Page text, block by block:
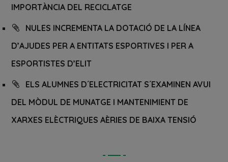
IMPORTÀNCIA DEL RECICLATGE
NULES INCREMENTA LA DOTACIÓ DE LA LÍNEA
D’AJUDES PER A ENTITATS ESPORTIVES I PER A
ESPORTISTES D’ELIT
ELS ALUMNES D´ELECTRICITAT S´EXAMINEN AVUI
DEL MÒDUL DE MUNATGE I MANTENIMIENT DE
XARXES ELÈCTRIQUES AÈRIES DE BAIXA TENSIÓ